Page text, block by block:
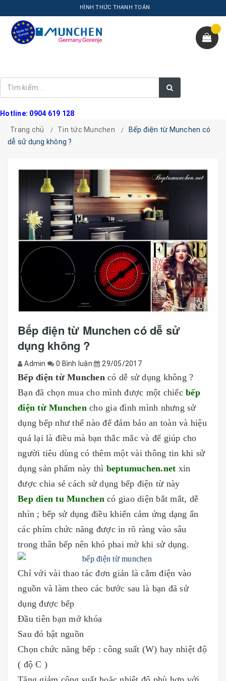
HÌNH THỨC THANH TOÁN
Hotline: 0904 619 128
Trang chủ
Tin tức Munchen
Bếp điện từ Munchen có
dễ sử dụng không ?
Bếp điện từ Munchen có dễ sử
dụng không ?
Admin 0 Bình luận 29/05/2017
Bếp điện từ Munchen có dễ sử dụng không ?
Bạn đã chọn mua cho mình được một chiếc bếp
điện từ Munchen cho gia đình mình nhưng sử
dụng bếp như thế nào để đảm bảo an toàn và hiệu
quả lại là điều mà bạn thắc mắc và để giúp cho
người tiêu dùng có thêm một vài thông tin khi sử
dụng sản phẩm này thì beptumuchen.net xin
được chia sẻ cách sử dụng bếp điện từ này
Bep dien tu Munchen có giao diện bắt mắt, dễ
nhìn ; bếp sử dụng điều khiển cảm ứng dạng ẩn
các phím chức năng được in rõ ràng vào sâu
trong thân bếp nên khó phai mờ khi sử dụng.
Chỉ với vài thao tác đơn giản là cắm điện vào
nguồn và làm theo các bước sau là bạn đã sử
dụng được bếp
Đầu tiên bạn mở khóa
Sau đó bật nguồn
Chọn chức năng bếp : công suất (W) hay nhiệt độ
( độ C )